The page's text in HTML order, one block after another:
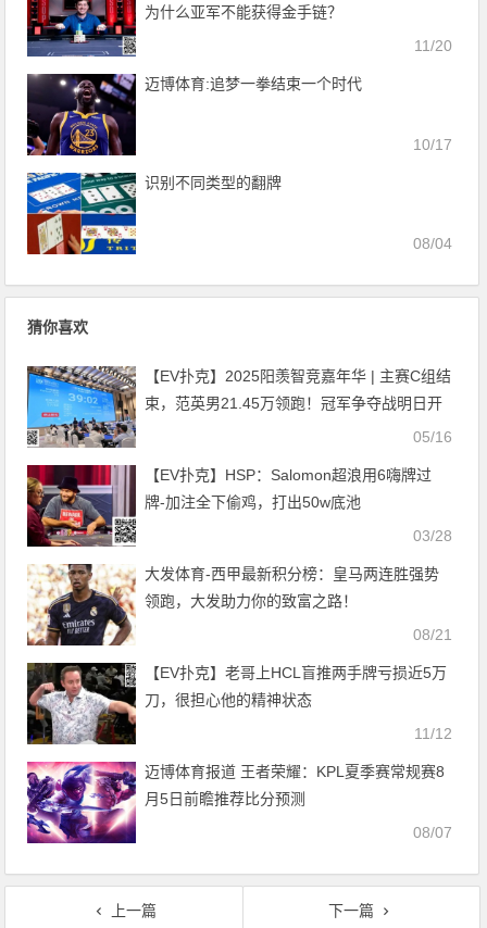
为什么亚军不能获得金手链？
11/20
迈博体育:追梦一拳结束一个时代
10/17
识别不同类型的翻牌
08/04
猜你喜欢
【EV扑克】2025阳羡智竞嘉年华 | 主赛C组结
束，范英男21.45万领跑！冠军争夺战明日开
05/16
【EV扑克】HSP：Salomon超浪用6嗨牌过
牌-加注全下偷鸡，打出50w底池
03/28
大发体育-西甲最新积分榜：皇马两连胜强势
领跑，大发助力你的致富之路！
08/21
【EV扑克】老哥上HCL盲推两手牌亏损近5万
刀，很担心他的精神状态
11/12
迈博体育报道 王者荣耀：KPL夏季赛常规赛8
月5日前瞻推荐比分预测
08/07
上一篇 下一篇